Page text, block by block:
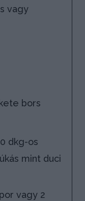
vagy
bors
dkg-os
mint duci
vagy 2